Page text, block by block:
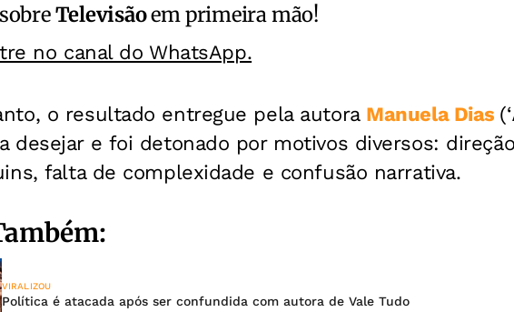
Televisãoem primeira mão!
no canal do WhatsApp.
o resultado entregue pela autora Manuela Dias (‘
desejar e foi detonado por motivos diversos:
falta de complexidade e confusão narrativa.
VIRALIZOU
Política é atacada após ser confundida com autora de Vale Tudo